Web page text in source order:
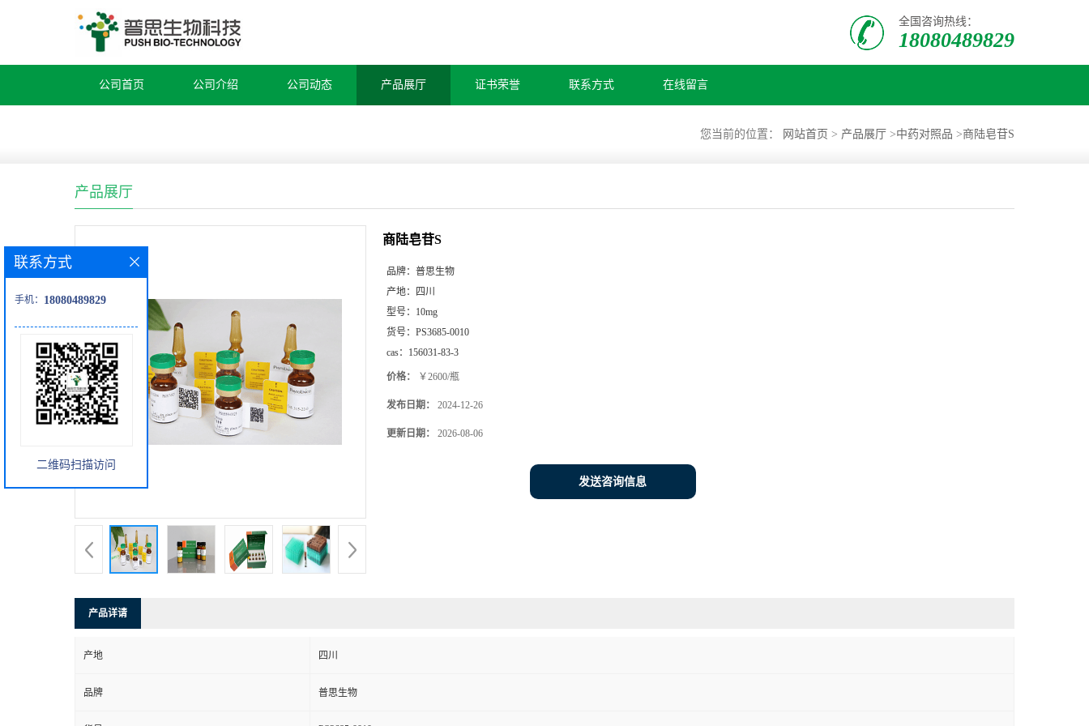
全国咨询热线：
18080489829
公司首页 公司介绍 公司动态 产品展厅 证书荣誉 联系方式 在线留言
您当前的位置： 网站首页 > 产品展厅 >中药对照品 >商陆皂苷S
产品展厅
商陆皂苷S
品牌： 普思生物
产地：
四川
型号： 10mg
货号： PS3685-0010
cas： 156031-83-3
价格： ￥2600/瓶
发布日期： 2024-12-26
更新日期： 2026-08-06
发送咨询信息
产品详请
产地 四川
品牌 普思生物
联系方式
手机： 18080489829
二维码扫描访问